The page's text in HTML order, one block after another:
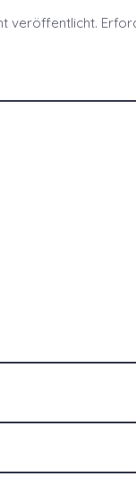
veröffentlicht.